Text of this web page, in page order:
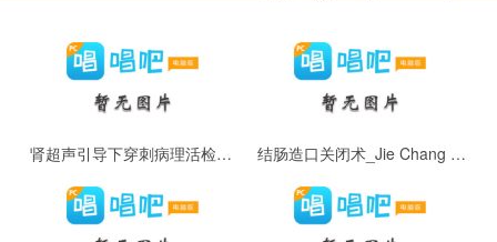
肾超声引导下穿刺病理活检术_Shen Chao Sheng Yin Dao Xia Chuan Ci Bing Li Huo Jian Shu 结肠造口关闭术_Jie Chang Zao Kou Guan Bi Shu